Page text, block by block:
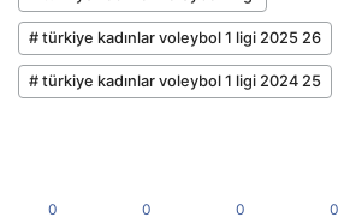
# türkiye kadınlar voleybol 1 ligi 2025 26
# türkiye kadınlar voleybol 1 ligi 2024 25